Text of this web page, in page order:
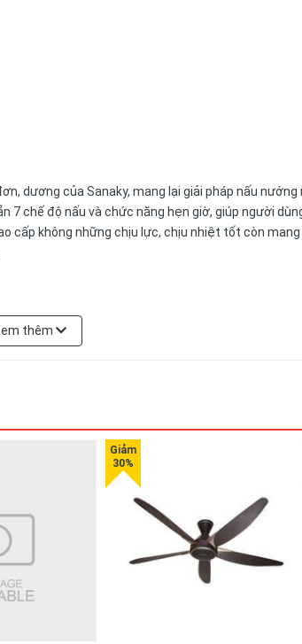
dương của Sanaky, mang lại giải pháp nấu nướng
7 chế độ nấu và chức năng hẹn giờ, giúp người
cấp không những chịu lực, chịu nhiệt tốt còn mang
do dầu mỡ hay thức ăn bị rơi ra mặt bếp khi nấu
LED bằng tiếng Việt dễ quan sát, các nút điều
thêm